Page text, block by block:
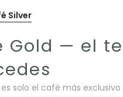
Silver
Gold — el
es solo el café más